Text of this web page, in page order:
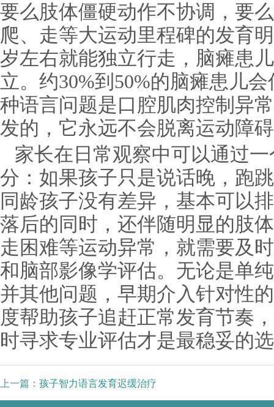
要么肢体僵硬动作不协调，要
爬、走等大运动里程碑的发育
岁左右就能独立行走，脑瘫患
立。约30%到50%的脑瘫患儿
种语言问题是口腔肌肉控制异
发的，它永远不会脱离运动障
家长在日常观察中可以通过
分：如果孩子只是说话晚，跑
同龄孩子没有差异，基本可以
落后的同时，还伴随明显的肢
走困难等运动异常，就需要及
和脑部影像学评估。无论是单
并其他问题，早期介入针对性
度帮助孩子追赶正常发育节奏
时寻求专业评估才是最稳妥的
上一篇： 孩子智力语言发育迟缓治疗